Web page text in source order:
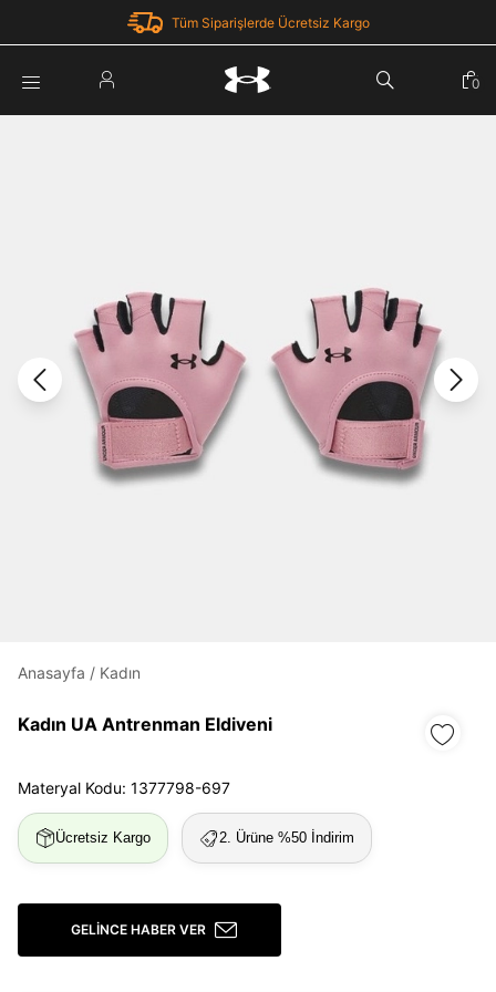
Tüm Siparişlerde Ücretsiz Kargo
Şifremi Unuttum
Giriş Yap
Under Armour'da yeni misiniz?Kayıt Ol
Üye Olmadan Devam Et
0
Anasayfa / Kadın
Kadın UA Antrenman Eldiveni
Materyal Kodu: 1377798-697
Ücretsiz Kargo 2. Ürüne %50 İndirim
GELINCE HABER VER
Parola Yenileme
Giriş Sayfasına Dön
Zaten hesabın var mı? Giriş yap
Giriş Yap
Şifre
Beni Hatırla